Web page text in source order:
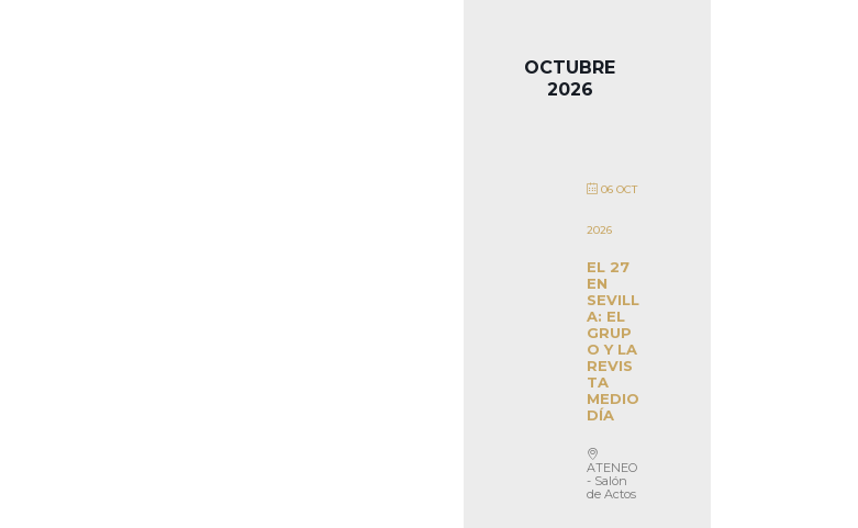
OCTUBRE
2026
06 OCT
2026
EL 27
EN
SEVILL
A: EL
GRUP
O Y LA
REVIS
TA
MEDIO
DÍA
ATENEO
- Salón
de Actos